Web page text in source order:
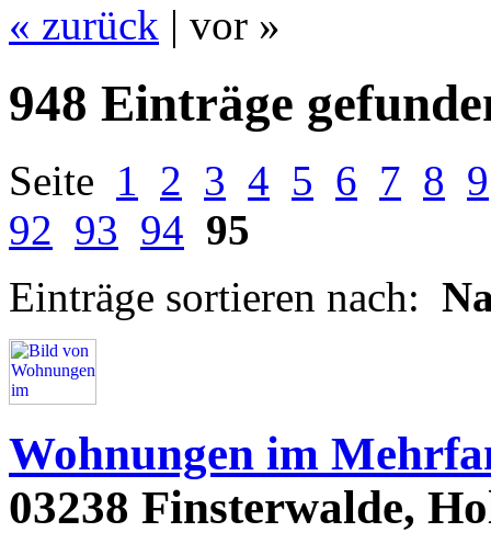
« zurück | vor »
948 Einträge
Seite 1 2 3 4 5 6 7 8 9
92 93 94 95
Einträge sortieren nach:
Wohnungen im
03238 Finsterwalde,